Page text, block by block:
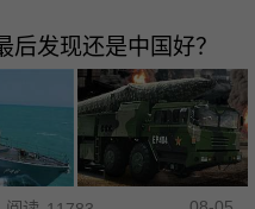
发现还是中国好？